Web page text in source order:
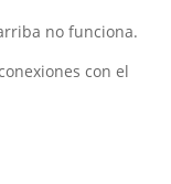
no funciona.
con el